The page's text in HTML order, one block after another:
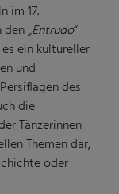
im 17.
„Entrudo“
ein kultureller
und
des
die
Tänzerinnen
Themen dar,
oder